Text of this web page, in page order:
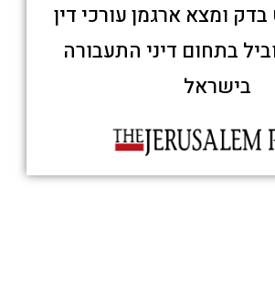
ומצא ארגמן עורכי דין
בתחום דיני התעבורה
בישראל